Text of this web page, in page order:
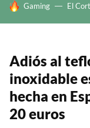
HOY SE HABLA DE
Gaming El
Adiós al
inoxidable
hecha en
20 euros